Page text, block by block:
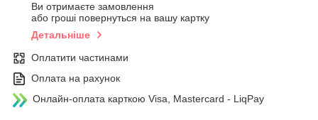
Ви отримаєте замовлення
або гроші повернуться на вашу картку
Детальніше
Оплатити частинами
Оплата на рахунок
Онлайн-оплата карткою Visa, Mastercard - LiqPay